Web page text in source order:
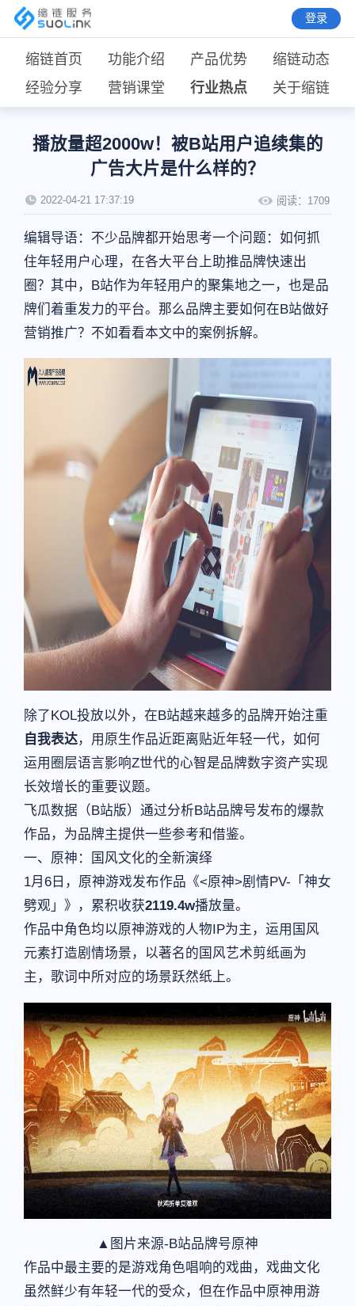
登录
缩链首页 功能介绍 产品优势
缩链动态
经验分享
营销课堂 行业热点 关于缩链
播放量超2000w！被B站用户追续集的
广告大片是什么样的？
2022-04-21 17:37:19 阅读： 1709
编辑导语：不少品牌都开始思考一个问题：如何抓
住年轻用户心理，在各大平台上助推品牌快速出
圈？其中，B站作为年轻用户的聚集地之一，也是品
牌们着重发力的平台。那么品牌主要如何在B站做好
营销推广？不如看看本文中的案例拆解。
除了KOL投放以外，在B站越来越多的品牌开始注重
自我表达，用原生作品近距离贴近年轻一代，如何
运用圈层语言影响Z世代的心智是品牌数字资产实现
长效增长的重要议题。
飞瓜数据（B站版）通过分析B站品牌号发布的爆款
作品，为品牌主提供一些参考和借鉴。
一、原神：国风文化的全新演绎
1月6日，原神游戏发布作品《<原神>剧情PV-「神女
劈观」》，累积收获2119.4w播放量。
作品中角色均以原神游戏的人物IP为主，运用国风
元素打造剧情场景，以著名的国风艺术剪纸画为
主，歌词中所对应的场景跃然纸上。
▲图片来源-B站品牌号原神
作品中最主要的是游戏角色唱响的戏曲，戏曲文化
虽然鲜少有年轻一代的受众，但在作品中原神用游